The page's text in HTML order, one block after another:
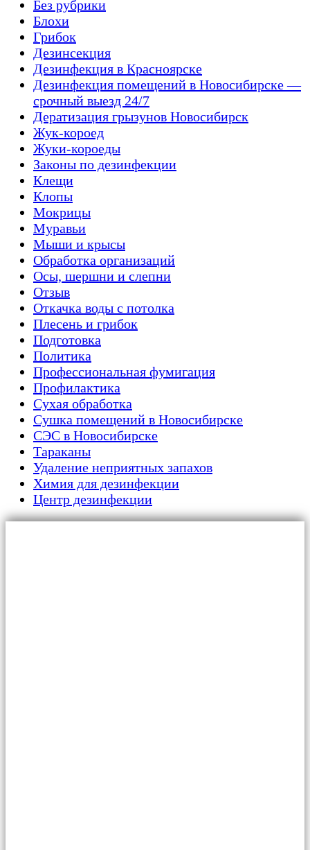
Без рубрики
Блохи
Грибок
Дезинсекция
Дезинфекция в Красноярске
Дезинфекция помещений в Новосибирске —
срочный выезд 24/7
Дератизация грызунов Новосибирск
Жук-короед
Жуки-короеды
Законы по дезинфекции
Клещи
Клопы
Мокрицы
Муравьи
Мыши и крысы
Обработка организаций
Осы, шершни и слепни
Отзыв
Откачка воды с потолка
Плесень и грибок
Подготовка
Политика
Профессиональная фумигация
Профилактика
Сухая обработка
Сушка помещений в Новосибирске
СЭС в Новосибирске
Тараканы
Удаление неприятных запахов
Химия для дезинфекции
Центр дезинфекции